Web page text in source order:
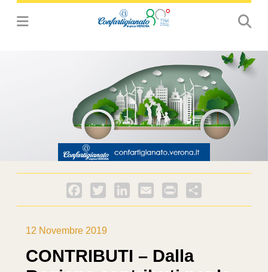
Facebook
Twitter LinkedInEmail PrintFriendly
12 Novembre 2019
CONTRIBUTI – Dalla